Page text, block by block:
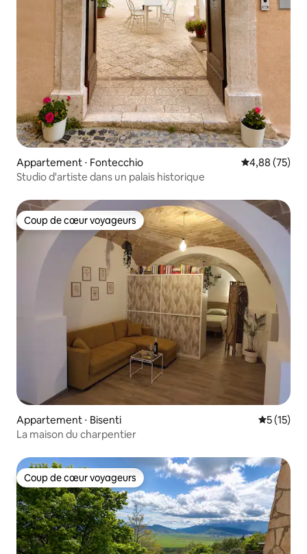
Appartement ⋅ Fontecchio Évaluation
4,88 (75)
Studio d'artiste dans un palais historique
Coup de cœur voyageurs
Coup de cœur voyageurs
Appartement ⋅ Bisenti
5 (15)
La maison du charpentier
Coup de cœur voyageurs
Coup de cœur voyageurs